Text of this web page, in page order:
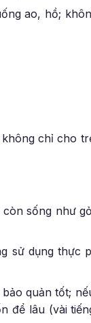
ao, hồ;
chỉ cho
sống như
sử dụng thực
quản tốt;
để lâu (vài